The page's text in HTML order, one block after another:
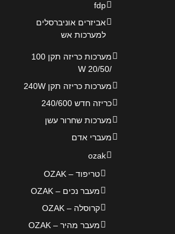
fdp
אביזרים אוניברסלים
למערכות אש
מערכות כריזה תקן 100
/20/50 W
מערכות כריזה תקן 240W
כריזה חדש 240/600
מערכות שחרור עשן
מעברי אדם
ozak
טריפוד – OZAK
מעבר נכים – OZAK
קרוסלה – OZAK
מעבר מהיר – OZAK